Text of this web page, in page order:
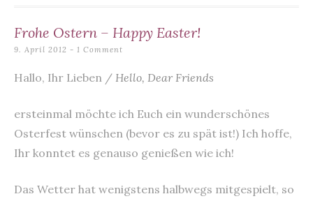
Frohe Ostern – Happy Easter!
9. April 2012 1 Comment
Hallo, Ihr Lieben / Hello, Dear Friends
ersteinmal möchte ich Euch ein wunderschönes
Osterfest wünschen (bevor es zu spät ist!) Ich hoffe,
Ihr konntet es genauso genießen wie ich!
Das Wetter hat wenigstens halbwegs mitgespielt, so